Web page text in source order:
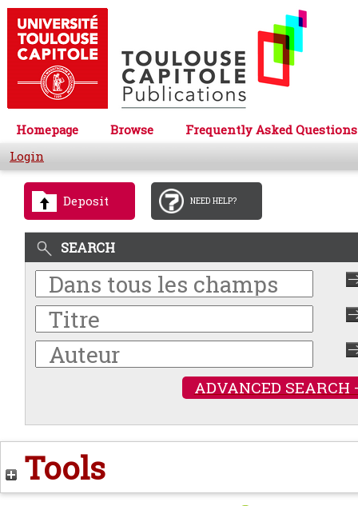
Homepage Browse
Frequently Asked Questions
Login
Deposit NEED HELP?
SEARCH
ADVANCED SEARCH
Tools